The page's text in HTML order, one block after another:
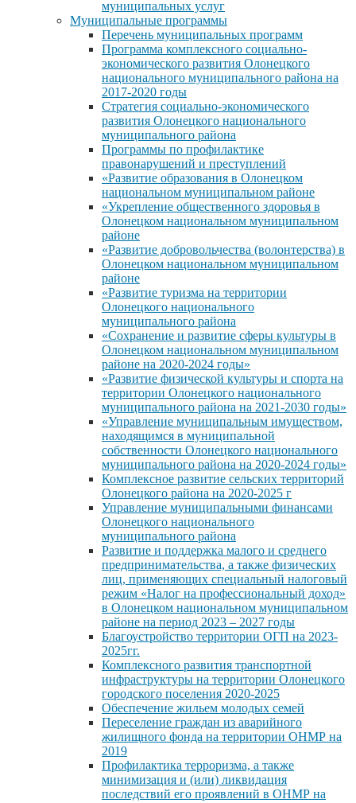
муниципальных услуг
Муниципальные программы
Перечень муниципальных программ
Программа комплексного социально-
экономического развития Олонецкого
национального муниципального района на
2017-2020 годы
Стратегия социально-экономического
развития Олонецкого национального
муниципального района
Программы по профилактике
правонарушений и преступлений
«Развитие образования в Олонецком
национальном муниципальном районе
«Укрепление общественного здоровья в
Олонецком национальном муниципальном
районе
«Развитие добровольчества (волонтерства) в
Олонецком национальном муниципальном
районе
«Развитие туризма на территории
Олонецкого национального
муниципального района
«Сохранение и развитие сферы культуры в
Олонецком национальном муниципальном
районе на 2020-2024 годы»
«Развитие физической культуры и спорта на
территории Олонецкого национального
муниципального района на 2021-2030 годы»
«Управление муниципальным имуществом,
находящимся в муниципальной
собственности Олонецкого национального
муниципального района на 2020-2024 годы»
Комплексное развитие сельских территорий
Олонецкого района на 2020-2025 г
Управление муниципальными финансами
Олонецкого национального
муниципального района
Развитие и поддержка малого и среднего
предпринимательства, а также физических
лиц, применяющих специальный налоговый
режим «Налог на профессиональный доход»
в Олонецком национальном муниципальном
районе на период 2023 – 2027 годы
Благоустройство территории ОГП на 2023-
2025гг.
Комплексного развития транспортной
инфраструктуры на территории Олонецкого
городского поселения 2020-2025
Обеспечение жильем молодых семей
Переселение граждан из аварийного
жилищного фонда на территории ОНМР на
2019
Профилактика терроризма, а также
минимизация и (или) ликвидация
последствий его проявлений в ОНМР на